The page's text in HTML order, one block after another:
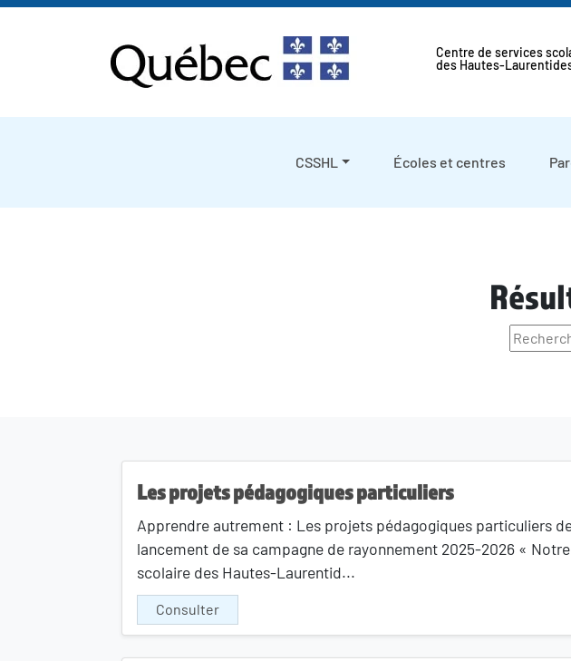
Centre de services
des Hautes-
CSSHL Écoles et centres
Les projets pédagogiques particuliers
Apprendre autrement : Les projets pédagogiques particuliers
lancement de sa campagne de rayonnement 2025-2026 «
scolaire des Hautes-Laurentid...
Consulter